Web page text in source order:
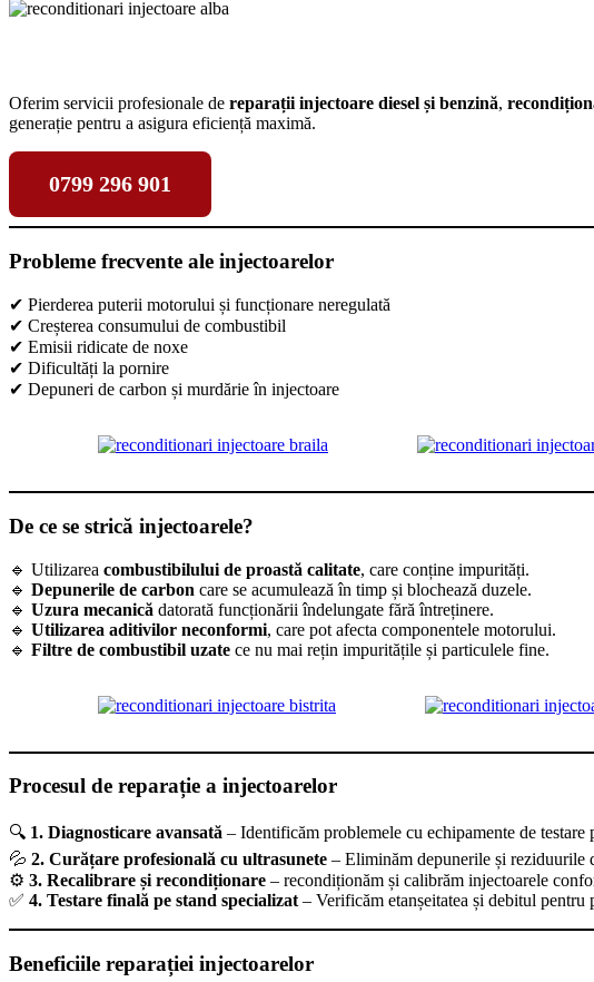
Oferim servicii profesionale de reparații injectoare diesel și benzină,
generație pentru a asigura eficiență maximă.
0799 296 901
Probleme frecvente ale injectoarelor
✔ Pierderea puterii motorului și funcționare neregulată
✔ Creșterea consumului de combustibil
✔ Emisii ridicate de noxe
✔ Dificultăți la pornire
✔ Depuneri de carbon și murdărie în injectoare
De ce se strică injectoarele?
🔹 Utilizarea combustibilului de proastă calitate, care conține impurități.
🔹 Depunerile de carbon care se acumulează în timp și blochează duzele.
🔹 Uzura mecanică datorată funcționării îndelungate fără întreținere.
🔹 Utilizarea aditivilor neconformi, care pot afecta componentele motorului.
🔹 Filtre de combustibil uzate ce nu mai rețin impuritățile și particulele fine.
Procesul de reparație a injectoarelor
🔍 1. Diagnosticare avansată – Identificăm problemele cu echipamente de testare
💦 2. Curățare profesională cu ultrasunete – Eliminăm depunerile și reziduurile
⚙ 3. Recalibrare și recondiționare – recondiționăm și calibrăm injectoarele
✅ 4. Testare finală pe stand specializat – Verificăm etanșeitatea și debitul pentru
Beneficiile reparației injectoarelor